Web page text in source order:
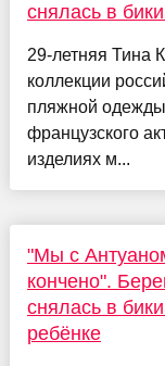
снялась в
29-летняя Тина
коллекции
пляжной
французского
изделиях м...
"Мы с
кончено".
снялась в
ребёнке